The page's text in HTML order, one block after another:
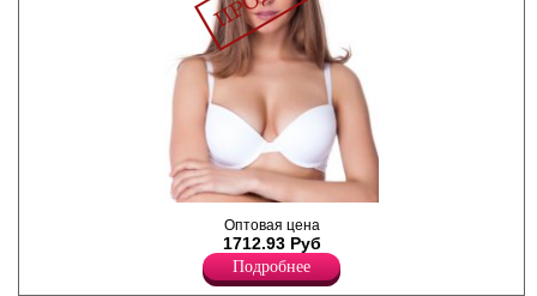
ощупь подходят даже для
самой чувствительной кожи.
Удобная и комфортная
модель для повседневного
нижнего белья.
Бюстгальтер женский с
формованными чашками,
гладкий, слева логотип
"Sielei". Бретели
регулируются по длине,
Оптовая цена
1712.93 Руб
Подробнее